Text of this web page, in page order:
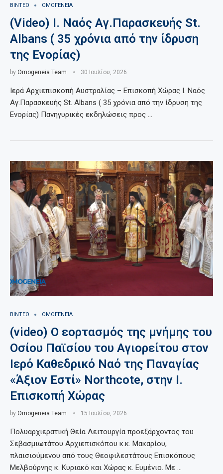
ΒΙΝΤΕΟ ΟΜΟΓΕΝΕΙΑ
(Video) Ι. Ναός Αγ.Παρασκευής St.
Albans ( 35 χρόνια από την ίδρυση
της Ενορίας)
by Omogeneia Team 30 Ιουλίου, 2026
Ιερά Αρχιεπισκοπή Αυστραλίας – Επισκοπή Χώρας Ι. Ναός
Αγ.Παρασκευής St. Albans ( 35 χρόνια από την ίδρυση της
Ενορίας) Πανηγυρικές εκδηλώσεις προς …
ΒΙΝΤΕΟ ΟΜΟΓΕΝΕΙΑ
(video) Ο εορτασμός της μνήμης του
Οσίου Παϊσίου του Αγιορείτου στον
Ιερό Καθεδρικό Ναό της Παναγίας
«Άξιον Εστί» Northcote, στην Ι.
Επισκοπή Χώρας
by Omogeneia Team 15 Ιουλίου, 2026
Πολυαρχιερατική Θεία Λειτουργία προεξάρχοντος του
Σεβασμιωτάτου Αρχιεπισκόπου κ.κ. Μακαρίου,
πλαισιούμενου από τους Θεοφιλεστάτους Επισκόπους
Μελβούρνης κ. Κυριακό και Χώρας κ. Ευμένιο. Με …